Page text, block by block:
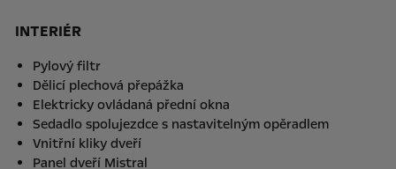
INTERIÉR
Pylový filtr
Dělicí plechová přepážka
Elektricky ovládaná přední okna
Sedadlo spolujezdce s nastavitelným opěradlem
Vnitřní kliky dveří
Panel dveří Mistral